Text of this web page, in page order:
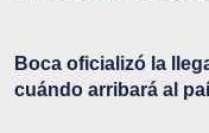
Boca oficializó la
cuándo arribará al